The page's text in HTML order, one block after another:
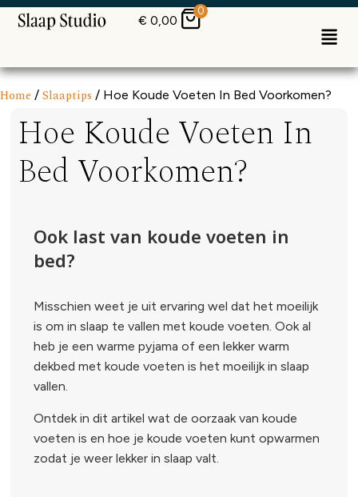
€ 0,00
0
Home / Slaaptips / Hoe Koude Voeten In Bed Voorkomen?
Hoe Koude Voeten In
Bed Voorkomen?
Ook last van koude voeten in
bed?
Misschien weet je uit ervaring wel dat het moeilijk
is om in slaap te vallen met koude voeten. Ook al
heb je een warme pyjama of een lekker warm
dekbed met koude voeten is het moeilijk in slaap
vallen.
Ontdek in dit artikel wat de oorzaak van koude
voeten is en hoe je koude voeten kunt opwarmen
zodat je weer lekker in slaap valt.